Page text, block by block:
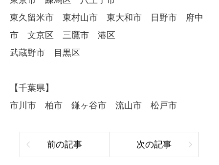
東久留米市 東村山市 東大和市 日野市 府中
市 文京区 三鷹市 港区
武蔵野市 目黒区
【千葉県】
市川市 柏市 鎌ヶ谷市 流山市 松戸市
前の記事 次の記事